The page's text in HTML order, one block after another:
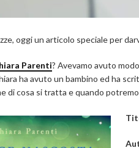
oggi un articolo speciale per
Parenti? Avevamo avuto
ha avuto un bambino ed ha
di cosa si tratta e quando